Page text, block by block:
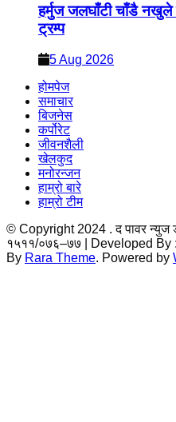
हर्मुज जलघाँटी चाँडै नखुले
ट्रम्प
5 Aug 2026
होमपेज
समाचार
बिजनेस
कर्पोरेट
जीवनशैली
खेलकुद
मनोरन्जन
हाम्रो बारे
हाम्रो टीम
© Copyright 2024 . द पावर न्युज
१५११/०७६–७७ | Developed By
By Rara Theme. Powered by